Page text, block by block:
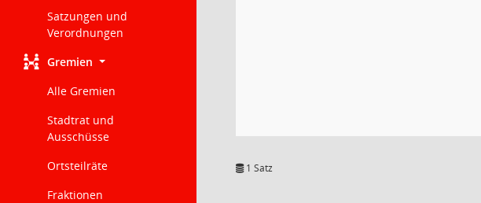
Satzungen und
Verordnungen
Gremien
Alle Gremien
Stadtrat und
Ausschüsse
Ortsteilräte
Fraktionen
1 Satz